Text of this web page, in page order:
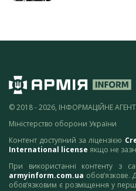
© 2018 - 2026, ІНФОРМАЦІЙНЕ
Міністерство оборони України
Контент доступний за ліцензією
International license якщо не
При використанні контенту з
armyinform.com.ua обов’язкове.
обов’язковим є розміщення у